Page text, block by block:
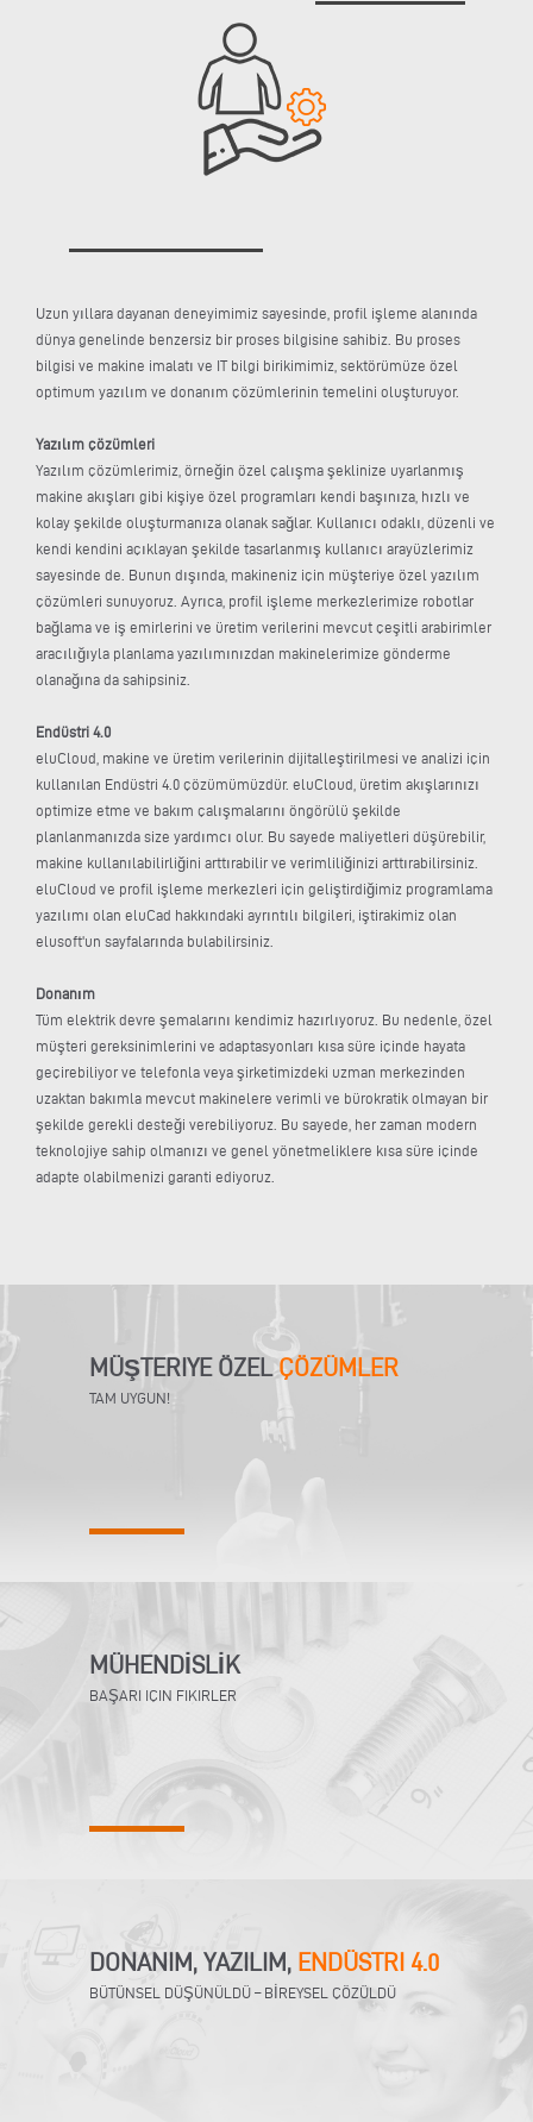
Uzun yıllara dayanan deneyimimiz sayesinde, profil işleme alanında
dünya genelinde benzersiz bir proses bilgisine sahibiz. Bu proses
bilgisi ve makine imalatı ve IT bilgi birikimimiz, sektörümüze özel
optimum yazılım ve donanım çözümlerinin temelini oluşturuyor.
Yazılım çözümleri
Yazılım çözümlerimiz, örneğin özel çalışma şeklinize uyarlanmış
makine akışları gibi kişiye özel programları kendi başınıza, hızlı ve
kolay şekilde oluşturmanıza olanak sağlar. Kullanıcı odaklı, düzenli ve
kendi kendini açıklayan şekilde tasarlanmış kullanıcı arayüzlerimiz
sayesinde de. Bunun dışında, makineniz için müşteriye özel yazılım
çözümleri sunuyoruz. Ayrıca, profil işleme merkezlerimize robotlar
bağlama ve iş emirlerini ve üretim verilerini mevcut çeşitli arabirimler
aracılığıyla planlama yazılımınızdan makinelerimize gönderme
olanağına da sahipsiniz.
Endüstri 4.0
eluCloud, makine ve üretim verilerinin dijitalleştirilmesi ve analizi için
kullanılan Endüstri 4.0 çözümümüzdür. eluCloud, üretim akışlarınızı
optimize etme ve bakım çalışmalarını öngörülü şekilde
planlanmanızda size yardımcı olur. Bu sayede maliyetleri düşürebilir,
makine kullanılabilirliğini arttırabilir ve verimliliğinizi arttırabilirsiniz.
eluCloud ve profil işleme merkezleri için geliştirdiğimiz programlama
yazılımı olan eluCad hakkındaki ayrıntılı bilgileri, iştirakimiz olan
elusoft'un sayfalarında bulabilirsiniz.
Donanım
Tüm elektrik devre şemalarını kendimiz hazırlıyoruz. Bu nedenle, özel
müşteri gereksinimlerini ve adaptasyonları kısa süre içinde hayata
geçirebiliyor ve telefonla veya şirketimizdeki uzman merkezinden
uzaktan bakımla mevcut makinelere verimli ve bürokratik olmayan bir
şekilde gerekli desteği verebiliyoruz. Bu sayede, her zaman modern
teknolojiye sahip olmanızı ve genel yönetmeliklere kısa süre içinde
adapte olabilmenizi garanti ediyoruz.
MÜŞTERIYE ÖZELÇÖZÜMLER
TAM UYGUN!
MÜHENDİSLİK
BAŞARI IÇIN FIKIRLER
DONANIM, YAZILIM, ENDÜSTRI 4.0
BÜTÜNSEL DÜŞÜNÜLDÜ – BİREYSEL ÇÖZÜLDÜ